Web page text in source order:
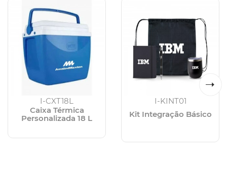
I-CXT18L
Caixa Térmica
Personalizada 18 L
I-KINT01
Kit Integração Básico